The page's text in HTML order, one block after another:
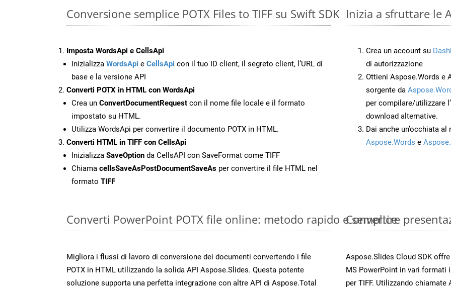
Conversione semplice POTX Files to TIFF su Swift SDK
Imposta WordsApi e CellsApi
Inizializza WordsApi e CellsApi con il tuo ID client, il segreto client, l’URL di
base e la versione API
Converti POTX in HTML con WordsApi
Crea un ConvertDocumentRequest con il nome file locale e il formato
impostato su HTML.
Utilizza WordsApi per convertire il documento POTX in HTML.
Converti HTML in TIFF con CellsApi
Inizializza SaveOption da CellsAPI con SaveFormat come TIFF
Chiama cellsSaveAsPostDocumentSaveAs per convertire il file HTML nel
formato TIFF
Inizia a sfruttare le
Crea un account su
di autorizzazione
Ottieni Aspose.Words e
sorgente da
per compilare/utilizzare
download alternative.
Dai anche un’occhiata
Aspose.Words e
Converti PowerPoint POTX file online: metodo rapido e semplice
Migliora i flussi di lavoro di conversione dei documenti convertendo i file
POTX in HTML utilizzando la solida API Aspose.Slides. Questa potente
soluzione supporta una perfetta integrazione con altre API di Aspose.Total
Convertire
Aspose.Slides Cloud SDK
MS PowerPoint in vari
per TIFF. Utilizzando chiamate